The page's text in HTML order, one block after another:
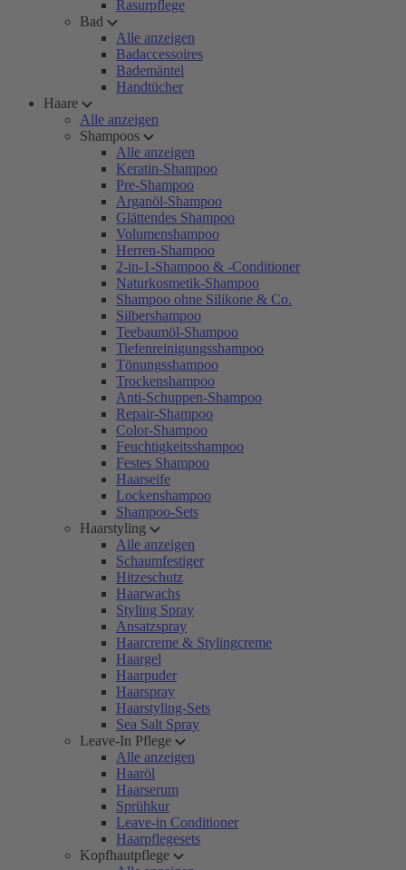
Rasurpflege
Bad
Alle anzeigen
Badaccessoires
Bademäntel
Handtücher
Haare
Alle anzeigen
Shampoos
Alle anzeigen
Keratin-Shampoo
Pre-Shampoo
Arganöl-Shampoo
Glättendes Shampoo
Volumenshampoo
Herren-Shampoo
2-in-1-Shampoo & -Conditioner
Naturkosmetik-Shampoo
Shampoo ohne Silikone & Co.
Silbershampoo
Teebaumöl-Shampoo
Tiefenreinigungsshampoo
Tönungsshampoo
Trockenshampoo
Anti-Schuppen-Shampoo
Repair-Shampoo
Color-Shampoo
Feuchtigkeitsshampoo
Festes Shampoo
Haarseife
Lockenshampoo
Shampoo-Sets
Haarstyling
Alle anzeigen
Schaumfestiger
Hitzeschutz
Haarwachs
Styling Spray
Ansatzspray
Haarcreme & Stylingcreme
Haargel
Haarpuder
Haarspray
Haarstyling-Sets
Sea Salt Spray
Leave-In Pflege
Alle anzeigen
Haaröl
Haarserum
Sprühkur
Leave-in Conditioner
Haarpflegesets
Kopfhautpflege